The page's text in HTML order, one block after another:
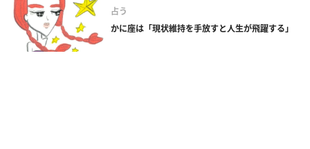
占う
かに座は「現状維持を手放すと人生が飛躍する」